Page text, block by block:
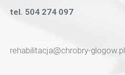
tel. 504 274 097
rehabilitacja@chrobry-glogow.pl